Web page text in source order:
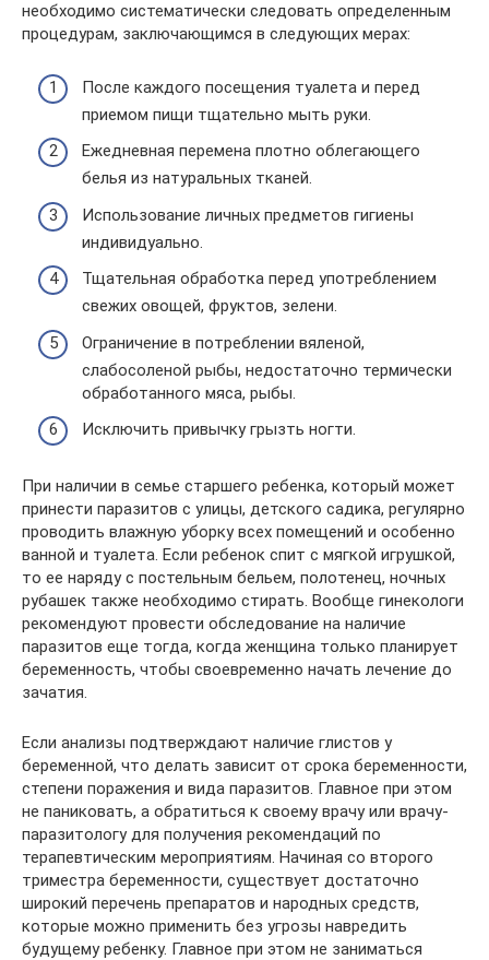
необходимо систематически следовать определенным
процедурам, заключающимся в следующих мерах:
После каждого посещения туалета и перед
приемом пищи тщательно мыть руки.
Ежедневная перемена плотно облегающего
белья из натуральных тканей.
Использование личных предметов гигиены
индивидуально.
Тщательная обработка перед употреблением
свежих овощей, фруктов, зелени.
Ограничение в потреблении вяленой,
слабосоленой рыбы, недостаточно термически
обработанного мяса, рыбы.
Исключить привычку грызть ногти.
При наличии в семье старшего ребенка, который может
принести паразитов с улицы, детского садика, регулярно
проводить влажную уборку всех помещений и особенно
ванной и туалета. Если ребенок спит с мягкой игрушкой,
то ее наряду с постельным бельем, полотенец, ночных
рубашек также необходимо стирать. Вообще гинекологи
рекомендуют провести обследование на наличие
паразитов еще тогда, когда женщина только планирует
беременность, чтобы своевременно начать лечение до
зачатия.
Если анализы подтверждают наличие глистов у
беременной, что делать зависит от срока беременности,
степени поражения и вида паразитов. Главное при этом
не паниковать, а обратиться к своему врачу или врачу-
паразитологу для получения рекомендаций по
терапевтическим мероприятиям. Начиная со второго
триместра беременности, существует достаточно
широкий перечень препаратов и народных средств,
которые можно применить без угрозы навредить
будущему ребенку. Главное при этом не заниматься